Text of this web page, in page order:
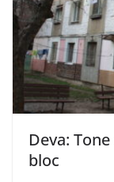
Deva:
bloc